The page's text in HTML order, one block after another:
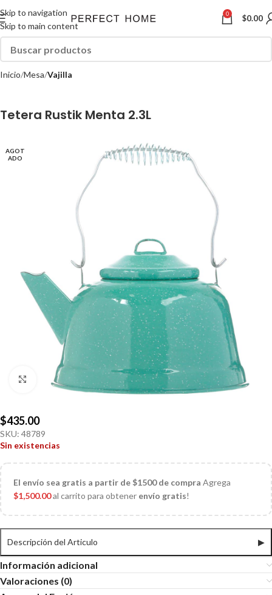
Skip to navigation
Skip to main content
0 $0.00
Inicio Mesa Vajilla
Tetera Rustik Menta 2.3L
AGOT
ADO
Click to enlarge
$435.00
SKU: 48789
Sin existencias
El envío sea gratis a partir de $1500 de compra Agrega
$1,500.00al carrito para obtener envío gratis!
Descripción del Articulo ▶
Información adicional
Valoraciones (0)